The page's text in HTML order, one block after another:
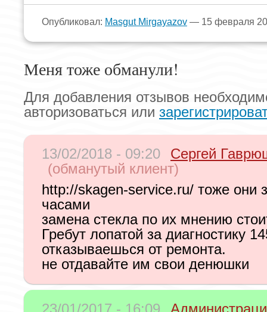
Опубликовал: Masgut Mirgayazov — 15 февраля
Меня тоже обманули!
Для добавления отзывов
авторизоваться или
13/02/2018 - 09:20
Сергей
(обманутый клиент)
http://skagen-service.ru/ тоже они
часами
замена стекла по их мнению
Гребут лопатой за диагностику
отказываешься от ремонта.
не отдавайте им свои денюшки